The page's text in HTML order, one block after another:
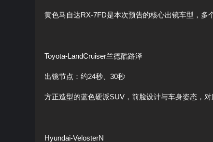
黄色马自达RX-7FD是本次预告的核心出镜车型，多
Toyota-LandCruiser兰德酷路泽
出镜节点：约24秒、30秒
方正造型的蓝色硬派SUV，前脸设计与车身姿态，对
Hyundai-VelosterN